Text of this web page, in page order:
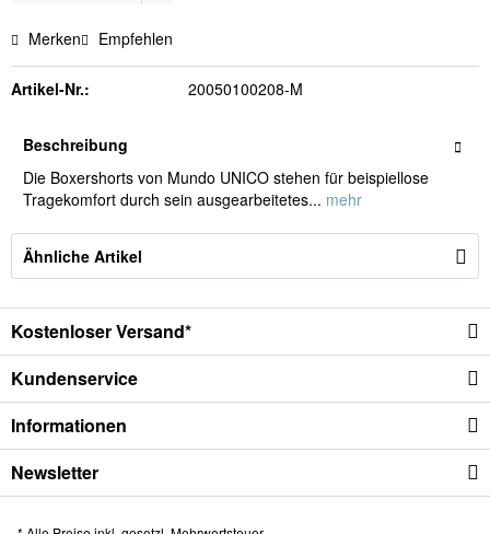
Merken Empfehlen
Artikel-Nr.: 20050100208-M
Beschreibung
Die Boxershorts von Mundo UNICO stehen für beispiellose
Tragekomfort durch sein ausgearbeitetes... mehr
Ähnliche Artikel
Kostenloser Versand*
Kundenservice
Informationen
Newsletter